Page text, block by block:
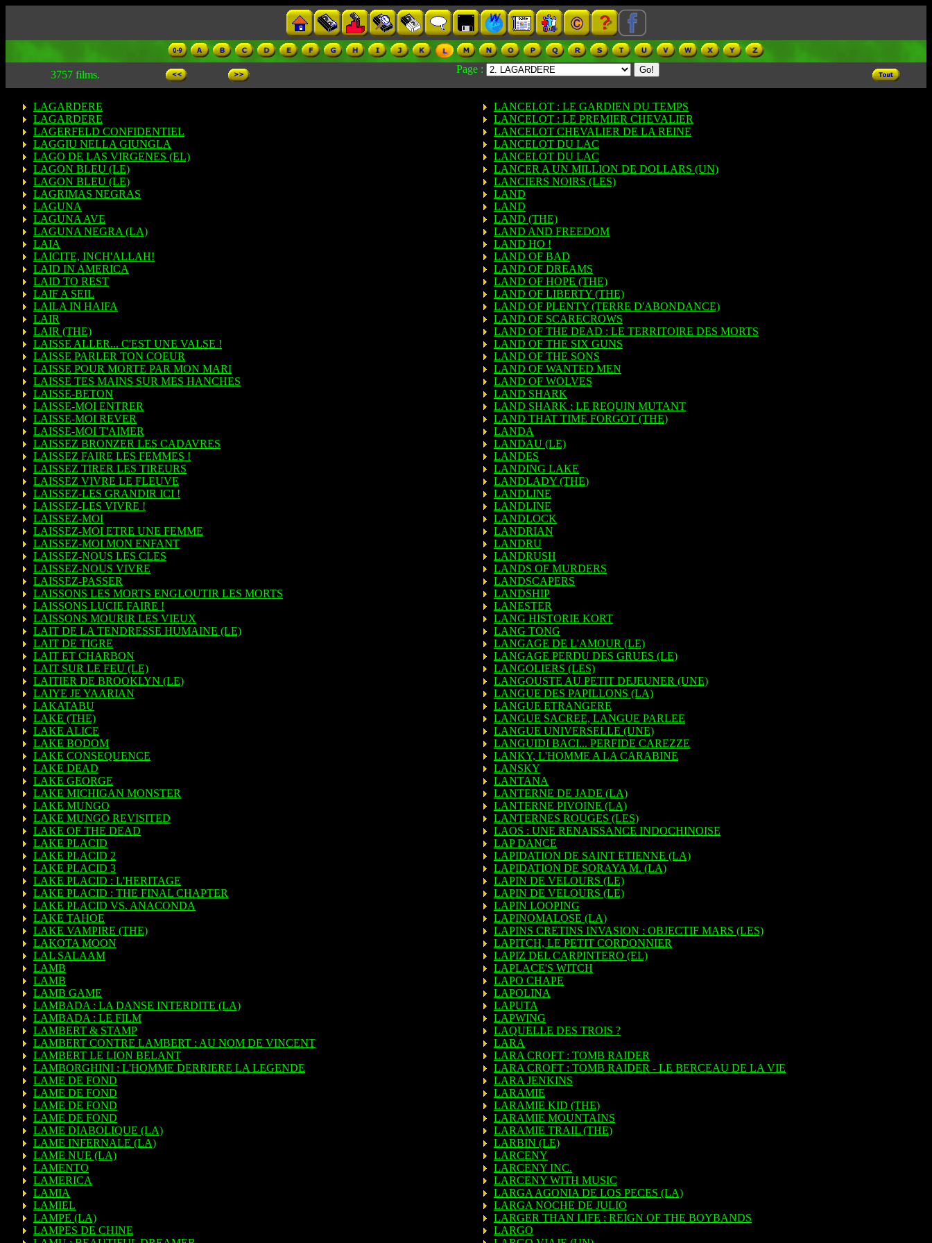
3757 films. Page :
LAGARDERE
LAGARDERE
LAGERFELD CONFIDENTIEL
LAGGIU NELLA GIUNGLA
LAGO DE LAS VIRGENES (EL)
LAGON BLEU (LE)
LAGON BLEU (LE)
LAGRIMAS NEGRAS
LAGUNA
LAGUNA AVE
LAGUNA NEGRA (LA)
LAIA
LAICITE, INCH'ALLAH!
LAID IN AMERICA
LAID TO REST
LAIF A SEIL
LAILA IN HAIFA
LAIR
LAIR (THE)
LAISSE ALLER... C'EST UNE VALSE !
LAISSE PARLER TON COEUR
LAISSE POUR MORTE PAR MON MARI
LAISSE TES MAINS SUR MES HANCHES
LAISSE-BETON
LAISSE-MOI ENTRER
LAISSE-MOI REVER
LAISSE-MOI T'AIMER
LAISSEZ BRONZER LES CADAVRES
LAISSEZ FAIRE LES FEMMES !
LAISSEZ TIRER LES TIREURS
LAISSEZ VIVRE LE FLEUVE
LAISSEZ-LES GRANDIR ICI !
LAISSEZ-LES VIVRE !
LAISSEZ-MOI
LAISSEZ-MOI ETRE UNE FEMME
LAISSEZ-MOI MON ENFANT
LAISSEZ-NOUS LES CLES
LAISSEZ-NOUS VIVRE
LAISSEZ-PASSER
LAISSONS LES MORTS ENGLOUTIR LES MORTS
LAISSONS LUCIE FAIRE !
LAISSONS MOURIR LES VIEUX
LAIT DE LA TENDRESSE HUMAINE (LE)
LAIT DE TIGRE
LAIT ET CHARBON
LAIT SUR LE FEU (LE)
LAITIER DE BROOKLYN (LE)
LAIYE JE YAARIAN
LAKATABU
LAKE (THE)
LAKE ALICE
LAKE BODOM
LAKE CONSEQUENCE
LAKE DEAD
LAKE GEORGE
LAKE MICHIGAN MONSTER
LAKE MUNGO
LAKE MUNGO REVISITED
LAKE OF THE DEAD
LAKE PLACID
LAKE PLACID 2
LAKE PLACID 3
LAKE PLACID : L'HERITAGE
LAKE PLACID : THE FINAL CHAPTER
LAKE PLACID VS. ANACONDA
LAKE TAHOE
LAKE VAMPIRE (THE)
LAKOTA MOON
LAL SALAAM
LAMB
LAMB
LAMB GAME
LAMBADA : LA DANSE INTERDITE (LA)
LAMBADA : LE FILM
LAMBERT & STAMP
LAMBERT CONTRE LAMBERT : AU NOM DE VINCENT
LAMBERT LE LION BELANT
LAMBORGHINI : L'HOMME DERRIERE LA LEGENDE
LAME DE FOND
LAME DE FOND
LAME DE FOND
LAME DE FOND
LAME DIABOLIQUE (LA)
LAME INFERNALE (LA)
LAME NUE (LA)
LAMENTO
LAMERICA
LAMIA
LAMIEL
LAMPE (LA)
LAMPES DE CHINE
LANCELOT : LE GARDIEN DU TEMPS
LANCELOT : LE PREMIER CHEVALIER
LANCELOT CHEVALIER DE LA REINE
LANCELOT DU LAC
LANCELOT DU LAC
LANCER A UN MILLION DE DOLLARS (UN)
LANCIERS NOIRS (LES)
LAND
LAND
LAND (THE)
LAND AND FREEDOM
LAND HO !
LAND OF BAD
LAND OF DREAMS
LAND OF HOPE (THE)
LAND OF LIBERTY (THE)
LAND OF PLENTY (TERRE D'ABONDANCE)
LAND OF SCARECROWS
LAND OF THE DEAD : LE TERRITOIRE DES MORTS
LAND OF THE SIX GUNS
LAND OF THE SONS
LAND OF WANTED MEN
LAND OF WOLVES
LAND SHARK
LAND SHARK : LE REQUIN MUTANT
LAND THAT TIME FORGOT (THE)
LANDA
LANDAU (LE)
LANDES
LANDING LAKE
LANDLADY (THE)
LANDLINE
LANDLINE
LANDLOCK
LANDRIAN
LANDRU
LANDRUSH
LANDS OF MURDERS
LANDSCAPERS
LANDSHIP
LANESTER
LANG HISTORIE KORT
LANG TONG
LANGAGE DE L'AMOUR (LE)
LANGAGE PERDU DES GRUES (LE)
LANGOLIERS (LES)
LANGOUSTE AU PETIT DEJEUNER (UNE)
LANGUE DES PAPILLONS (LA)
LANGUE ETRANGERE
LANGUE SACREE, LANGUE PARLEE
LANGUE UNIVERSELLE (UNE)
LANGUIDI BACI... PERFIDE CAREZZE
LANKY, L'HOMME A LA CARABINE
LANSKY
LANTANA
LANTERNE DE JADE (LA)
LANTERNE PIVOINE (LA)
LANTERNES ROUGES (LES)
LAOS : UNE RENAISSANCE INDOCHINOISE
LAP DANCE
LAPIDATION DE SAINT ETIENNE (LA)
LAPIDATION DE SORAYA M. (LA)
LAPIN DE VELOURS (LE)
LAPIN DE VELOURS (LE)
LAPIN LOOPING
LAPINOMALOSE (LA)
LAPINS CRETINS INVASION : OBJECTIF MARS (LES)
LAPITCH, LE PETIT CORDONNIER
LAPIZ DEL CARPINTERO (EL)
LAPLACE'S WITCH
LAPO CHAPE
LAPOLINA
LAPUTA
LAPWING
LAQUELLE DES TROIS ?
LARA
LARA CROFT : TOMB RAIDER
LARA CROFT : TOMB RAIDER - LE BERCEAU DE LA VIE
LARA JENKINS
LARAMIE
LARAMIE KID (THE)
LARAMIE MOUNTAINS
LARAMIE TRAIL (THE)
LARBIN (LE)
LARCENY
LARCENY INC.
LARCENY WITH MUSIC
LARGA AGONIA DE LOS PECES (LA)
LARGA NOCHE DE JULIO
LARGER THAN LIFE : REIGN OF THE BOYBANDS
LARGO